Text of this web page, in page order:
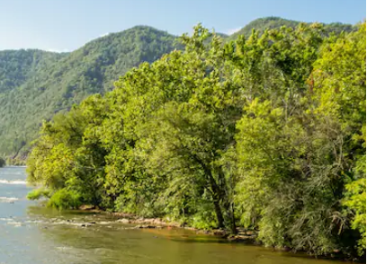
so šípkami nahor a nadol alebo ich preskúmať